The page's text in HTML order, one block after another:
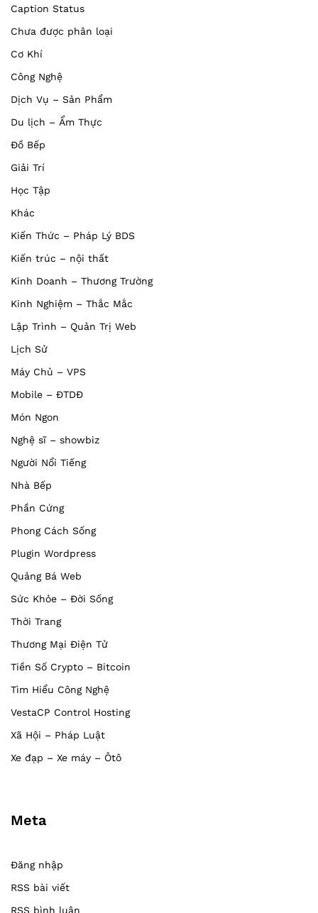
Caption Status
Chưa được phân loại
Cơ Khí
Công Nghệ
Dịch Vụ – Sản Phẩm
Du lịch – Ẩm Thực
Đồ Bếp
Giải Trí
Học Tập
Khác
Kiến Thức – Pháp Lý BDS
Kiến trúc – nội thất
Kinh Doanh – Thương Trường
Kinh Nghiệm – Thắc Mắc
Lập Trình – Quản Trị Web
Lịch Sử
Máy Chủ – VPS
Mobile – ĐTDĐ
Món Ngon
Nghệ sĩ – showbiz
Người Nổi Tiếng
Nhà Bếp
Phần Cứng
Phong Cách Sống
Plugin Wordpress
Quảng Bá Web
Sức Khỏe – Đời Sống
Thời Trang
Thương Mại Điện Tử
Tiền Số Crypto – Bitcoin
Tìm Hiểu Công Nghệ
VestaCP Control Hosting
Xã Hội – Pháp Luật
Xe đạp – Xe máy – Ôtô
Meta
Đăng nhập
RSS bài viết
RSS bình luận